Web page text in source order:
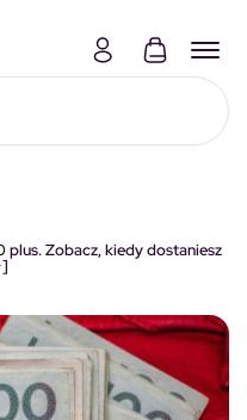
Zobacz, kiedy dostaniesz